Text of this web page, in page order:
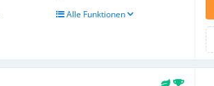
Alle Funktionen